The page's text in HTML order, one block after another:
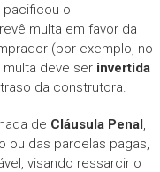
pacificou o
multa em favor da
(por exemplo, no
deve ser invertida
da construtora.
de Cláusula Penal,
ou das parcelas pagas,
visando ressarcir o